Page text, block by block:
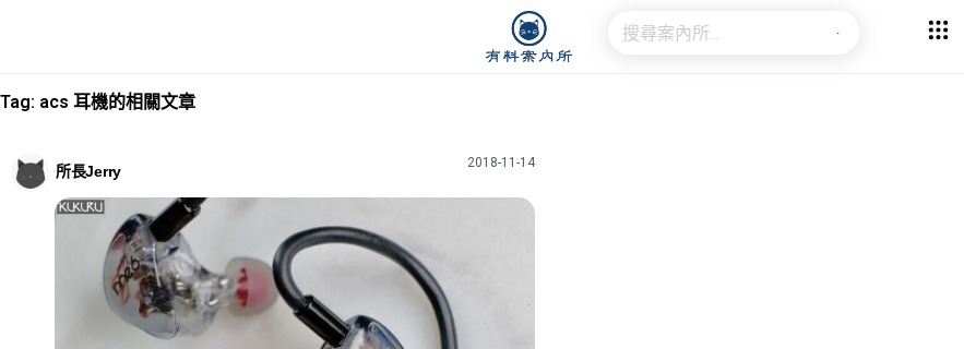
Tag: acs 耳機的相關文章
所長Jerry
2018-11-14